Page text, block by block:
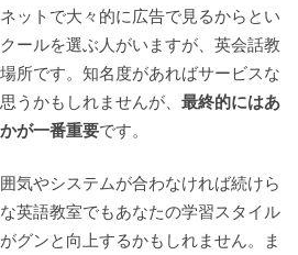
ットで大々的に広告で見るからとい
ールを選ぶ人がいますが、英会話教
所です。知名度があればサービスな
うかもしれませんが、 最終的にはあ
が一番重要です。
気やシステムが合わなければ続けら
英語教室でもあなたの学習スタイル
グンと向上するかもしれません。ま